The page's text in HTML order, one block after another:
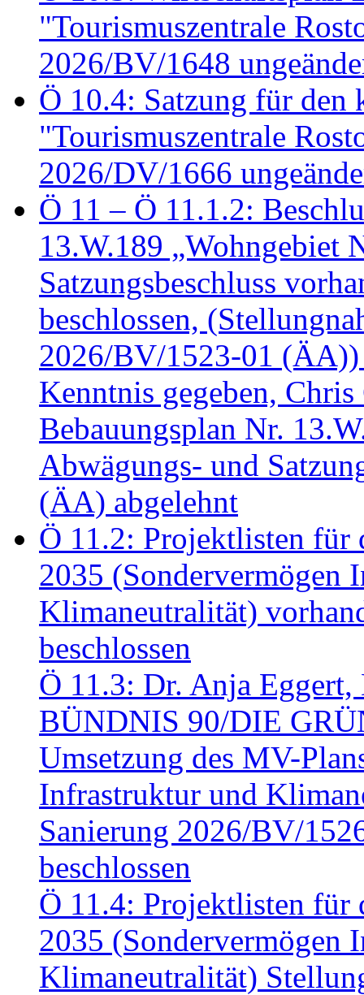
"Tourismuszentrale
2026/BV/1648
Ö 10.4: Satzung für den
"Tourismuszentrale
2026/DV/1666
Ö 11 – Ö 11.1.2:
13.W.189 „Wohngebiet
Satzungsbeschluss
beschlossen,
2026/BV/1523-01
Kenntnis gegeben,
Bebauungsplan Nr.
Abwägungs- und
(ÄA) abgelehnt
Ö 11.2: Projektlisten für
2035 (Sondervermögen
Klimaneutralität)
beschlossen
Ö 11.3: Dr. Anja
BÜNDNIS 90/DIE
Umsetzung des MV-
Infrastruktur und
Sanierung 2026/BV/
beschlossen
Ö 11.4: Projektlisten für
2035 (Sondervermögen
Klimaneutralität)